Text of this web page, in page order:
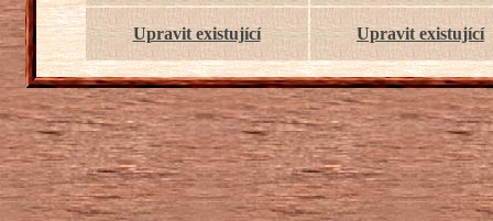
Upravit existující Upravit existující